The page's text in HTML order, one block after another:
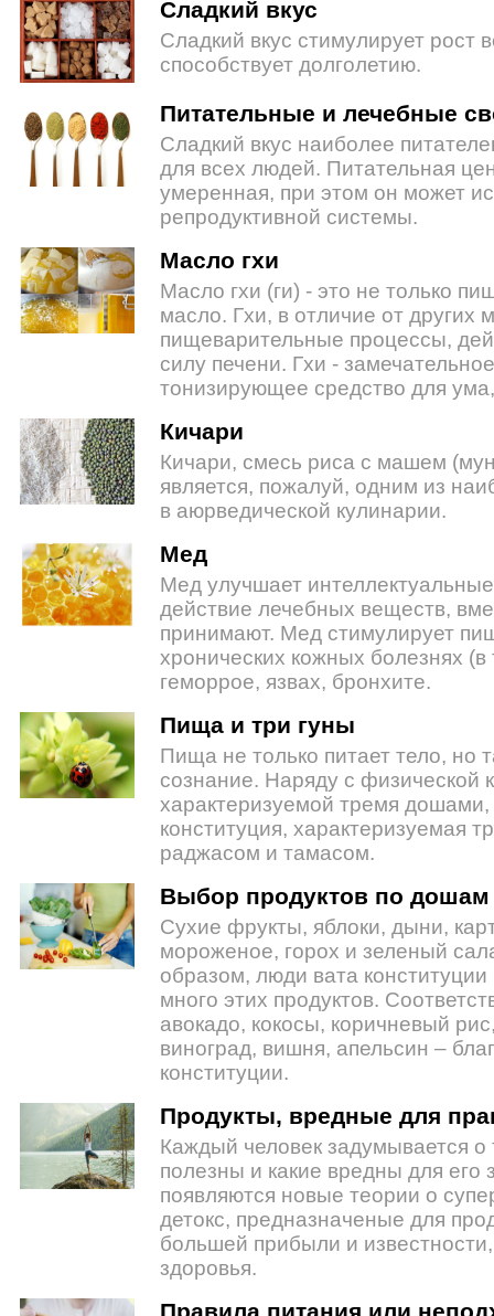
Сладкий вкус
Сладкий вкус стимулирует рост
способствует долголетию.
Питательные и лечебные
Сладкий вкус наиболее
для всех людей. Питательная
умеренная, при этом он может
репродуктивной системы.
Масло гхи
Масло гхи (ги) - это не только
масло. Гхи, в отличие от других
пищеварительные процессы,
силу печени. Гхи -
тонизирующее средство для
Кичари
Кичари, смесь риса с машем
является, пожалуй, одним из
в аюрведической кулинарии.
Мед
Мед улучшает
действие лечебных веществ,
принимают. Мед стимулирует
хронических кожных болезнях
геморрое, язвах, бронхите.
Пища и три гуны
Пища не только питает тело, но
сознание. Наряду с физической
характеризуемой тремя дошами,
конституция, характеризуемая
раджасом и тамасом.
Выбор продуктов по дошам
Сухие фрукты, яблоки, дыни,
мороженое, горох и зеленый
образом, люди вата
много этих продуктов.
авокадо, кокосы, коричневый
виноград, вишня, апельсин –
конституции.
Продукты, вредные для
Каждый человек задумывается о
полезны и какие вредны для его
появляются новые теории о
детокс, предназначеные для
большей прибыли и
здоровья.